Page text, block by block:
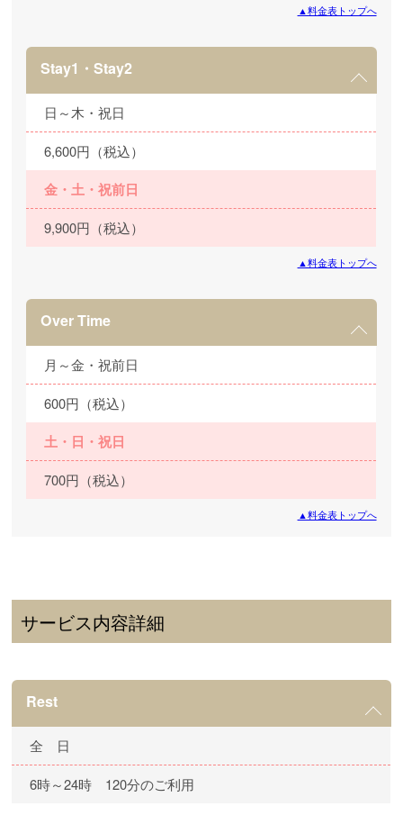
▲料金表トップへ
Stay1・Stay2
日～木・祝日
6,600円（税込）
金・土・祝前日
9,900円（税込）
▲料金表トップへ
Over Time
月～金・祝前日
600円（税込）
土・日・祝日
700円（税込）
▲料金表トップへ
サービス内容詳細
Rest
全 日
6時～24時 120分のご利用